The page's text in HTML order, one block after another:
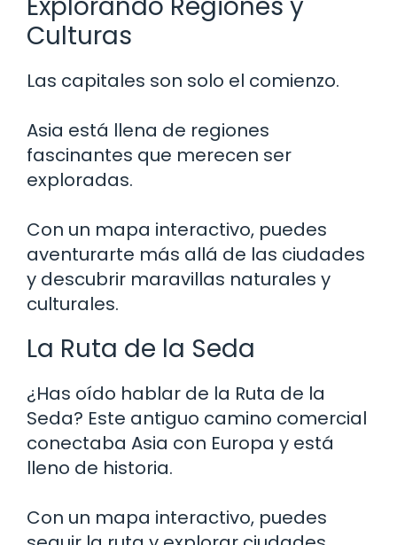
Culturas
Las capitales son solo el comienzo.
Asia está llena de regiones
fascinantes que merecen ser
exploradas.
Con un mapa interactivo, puedes
aventurarte más allá de las ciudades
y descubrir maravillas naturales y
culturales.
La Ruta de la Seda
¿Has oído hablar de la Ruta de la
Seda? Este antiguo camino comercial
conectaba Asia con Europa y está
lleno de historia.
Con un mapa interactivo, puedes